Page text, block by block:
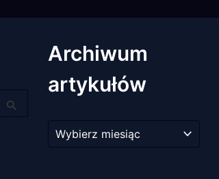
Archiwum
artykułów
artykułów